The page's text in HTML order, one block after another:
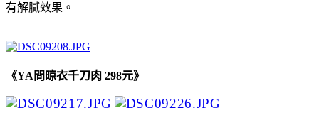
有解膩效果。
《YA問晾衣千刀肉 298元》